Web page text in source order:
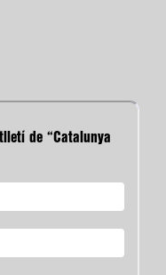
de “Catalunya